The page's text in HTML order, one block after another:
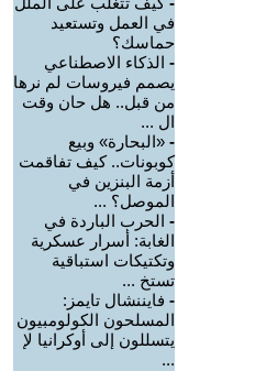
في العمل وتستعيد
حماسك؟
- الذكاء الاصطناعي
يصمم فيروسات لم نرها
من قبل.. هل حان وقت
ال ...
- «البحارة» وبيع
كوبونات.. كيف تفاقمت
أزمة البنزين في
الموصل؟ ...
- الحرب الباردة في
الغابة: أسرار عسكرية
وتكتيكات استباقية
تستخ ...
- فايننشال تايمز:
المسلحون الكولومبيون
يتسللون إلى أوكرانيا لإ
...